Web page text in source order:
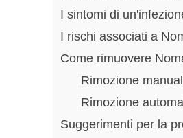
I sintomi di
I rischi associati a
Come rimuovere
Rimozione
Rimozione
Suggerimenti per la